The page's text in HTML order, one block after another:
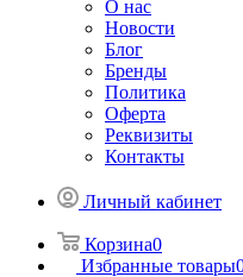
О нас
Новости
Блог
Бренды
Политика
Оферта
Реквизиты
Контакты
Личный кабинет
Корзина0
Избранные товары